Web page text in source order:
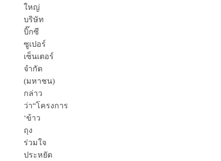
ใหญ่
บริษัท
บิ๊กซี
ซูเปอร์
เซ็นเตอร์
จำกัด
(มหาชน)
กล่าว
ว่า“โครงการ
‘ข้าว
ถุง
ร่วมใจ
ประหยัด